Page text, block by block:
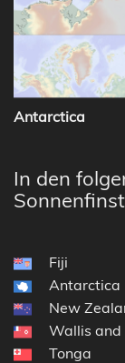
Antarctica
In den
Fiji
Antarctica
New
Wallis and
Tonga